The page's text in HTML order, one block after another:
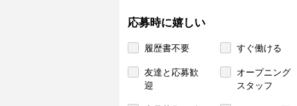
応募時に嬉しい
履歴書不要 すぐ働ける
友達と応募歓
迎
オープニング
スタッフ